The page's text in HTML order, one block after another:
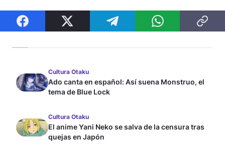
Cultura Otaku
Ado canta en español: Así suena Monstruo, el
tema de Blue Lock
Cultura Otaku
El anime Yani Neko se salva de la censura tras
quejas en Japón